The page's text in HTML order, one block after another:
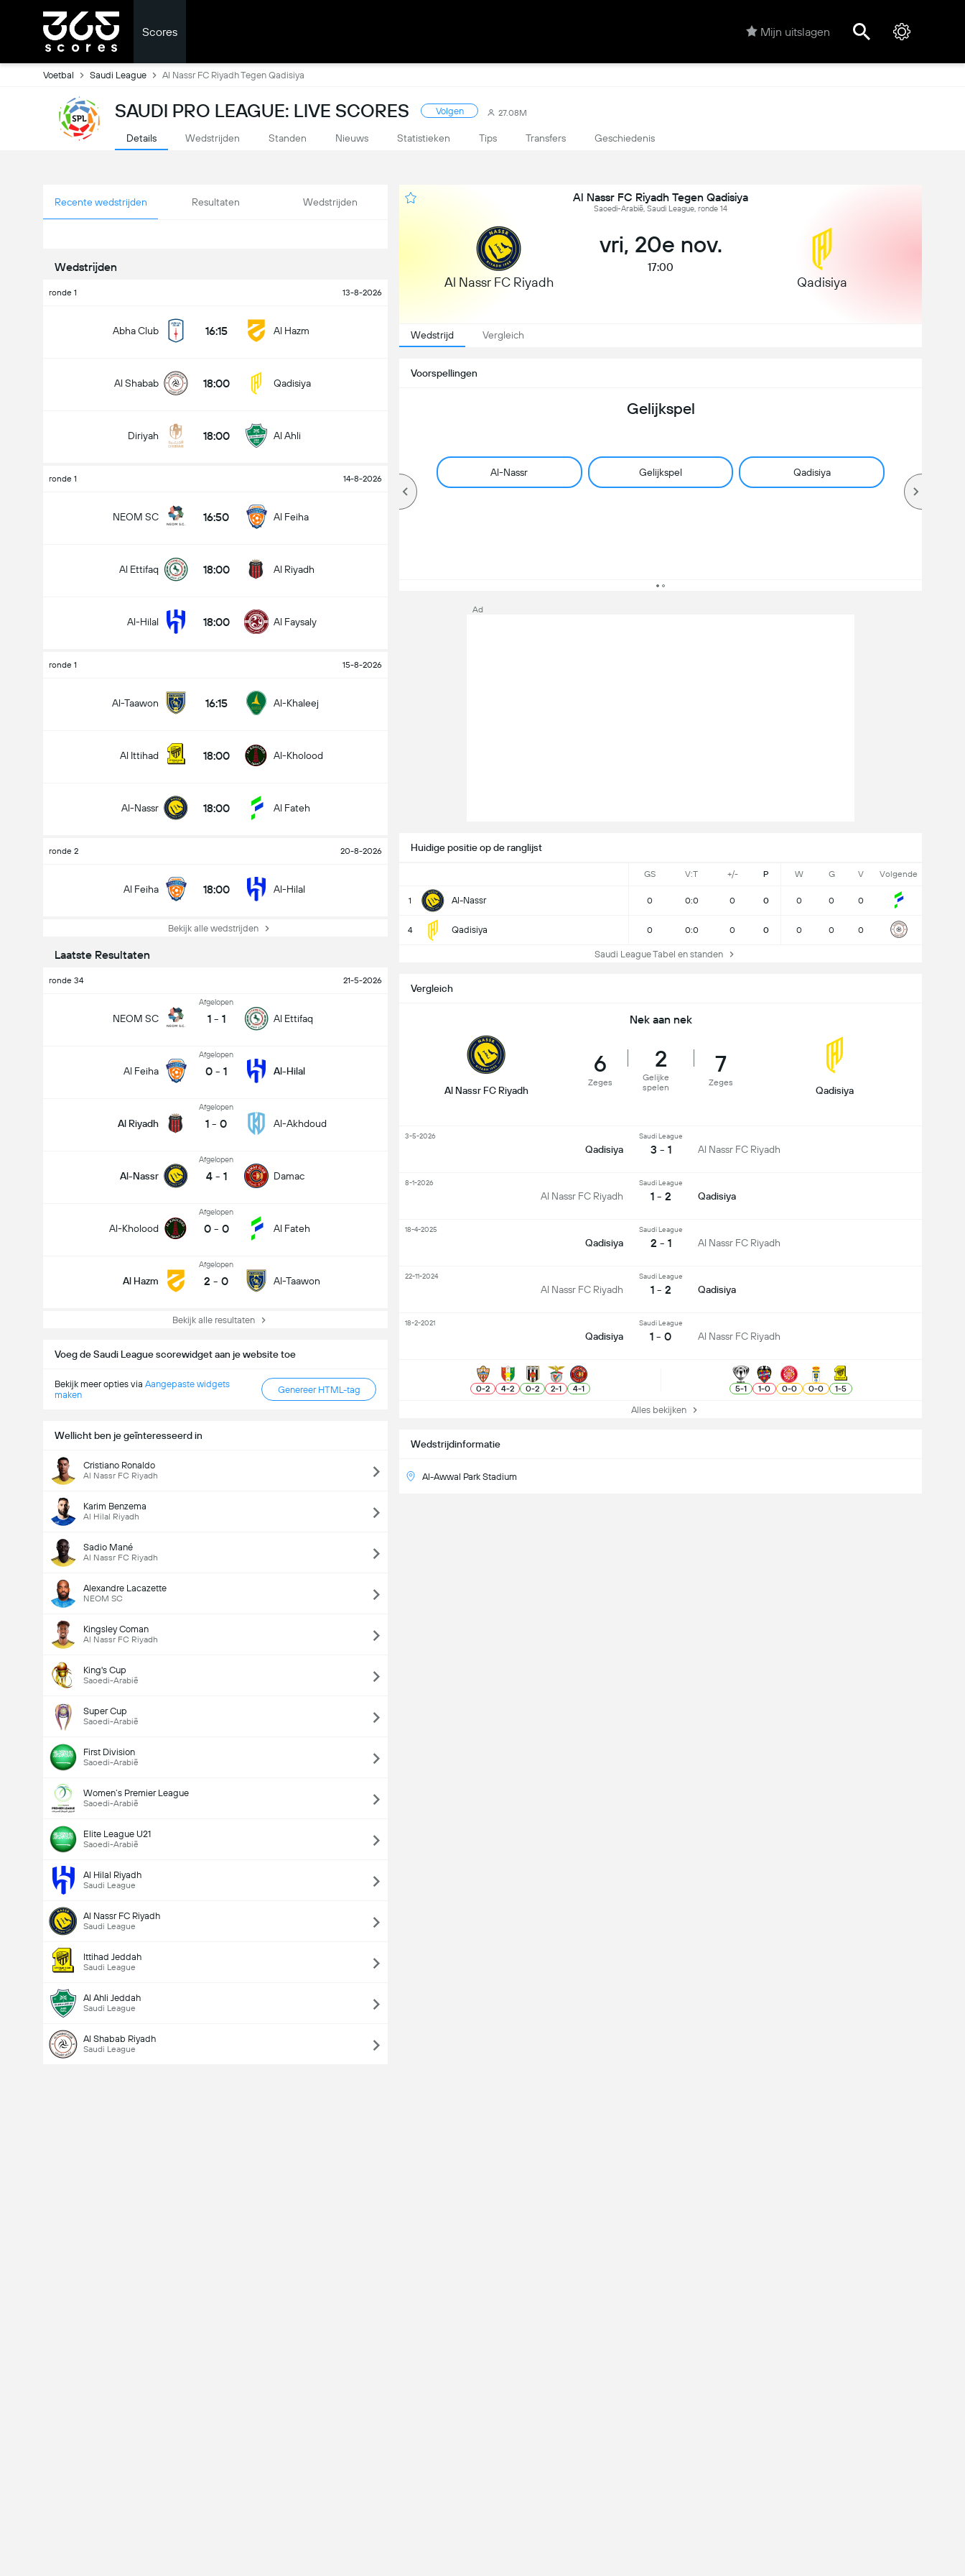
Scores Mijn uitslagen
Voetbal Saudi League Al Nassr FC Riyadh Tegen Qadisiya
SAUDI PRO LEAGUE: LIVE SCORES Volgen 27.08M
Details Wedstrijden Standen Nieuws Statistieken Tips Transfers Geschiedenis
Recente wedstrijden Resultaten Wedstrijden
Wedstrijden
ronde 1 13-8-2026
Abha Club 16:15 Al Hazm
Al Shabab 18:00 Qadisiya
Diriyah 18:00 Al Ahli
ronde 1 14-8-2026
NEOM SC 16:50 Al Feiha
Al Ettifaq 18:00 Al Riyadh
Al-Hilal 18:00 Al Faysaly
ronde 1 15-8-2026
Al-Taawon 16:15 Al-Khaleej
Al Ittihad 18:00 Al-Kholood
Al-Nassr 18:00 Al Fateh
ronde 2 20-8-2026
Al Feiha 18:00 Al-Hilal
Bekijk alle wedstrijden
Laatste Resultaten
ronde 34 21-5-2026
NEOM SC
Afgelopen
1 - 1 Al Ettifaq
Al Feiha
Afgelopen
0 - 1 Al-Hilal
Al Riyadh
Afgelopen
1 - 0 Al-Akhdoud
Al-Nassr
Afgelopen
4 - 1 Damac
Al-Kholood
Afgelopen
0 - 0 Al Fateh
Al Hazm
Afgelopen
2 - 0 Al-Taawon
Bekijk alle resultaten
Voeg de Saudi League scorewidget aan je website toe
Bekijk meer opties via Aangepaste widgets
maken
Genereer HTML-tag
Wellicht ben je geïnteresseerd in
Cristiano Ronaldo
Al Nassr FC Riyadh
Karim Benzema
Al Hilal Riyadh
Sadio Mané
Al Nassr FC Riyadh
Alexandre Lacazette
NEOM SC
Kingsley Coman
Al Nassr FC Riyadh
King's Cup
Saoedi-Arabië
Super Cup
Saoedi-Arabië
First Division
Saoedi-Arabië
Women’s Premier League
Saoedi-Arabië
Elite League U21
Saoedi-Arabië
Al Hilal Riyadh
Saudi League
Al Nassr FC Riyadh
Saudi League
Ittihad Jeddah
Saudi League
Al Ahli Jeddah
Saudi League
Al Shabab Riyadh
Saudi League
Al Nassr FC Riyadh Tegen Qadisiya
Saoedi-Arabië, Saudi League, ronde 14
Al Nassr FC Riyadh
vri, 20e nov.
17:00
Qadisiya
Wedstrijd Vergleich
Voorspellingen
Gelijkspel
Al-Nassr Gelijkspel Qadisiya
Huidige positie op de ranglijst
GS V:T +/- P W G V Volgende
1 Al-Nassr 0 0:0 0 0 0 0 0
4 Qadisiya 0 0:0 0 0 0 0 0
Saudi League Tabel en standen
Wedstrijdinformatie
Al-Awwal Park Stadium
Vergleich
Nek aan nek
Al Nassr FC Riyadh
6
Zeges
2
Gelijke
spelen
7
Zeges
Qadisiya
Qadisiya
Saudi League
3 - 1 Al Nassr FC Riyadh
3-5-2026
Al Nassr FC Riyadh
Saudi League
1 - 2 Qadisiya
8-1-2026
Qadisiya
Saudi League
2 - 1 Al Nassr FC Riyadh
18-4-2025
Al Nassr FC Riyadh
Saudi League
1 - 2 Qadisiya
22-11-2024
Qadisiya
Saudi League
1 - 0 Al Nassr FC Riyadh
18-2-2021
0-2 4-2 0-2 2-1 4-1 5-1 1-0 0-0 0-0 1-5
Alles bekijken
Ad